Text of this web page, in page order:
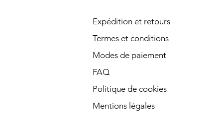
Expédition et retours
Termes et conditions
Modes de paiement
FAQ
Politique de cookies
Mentions légales